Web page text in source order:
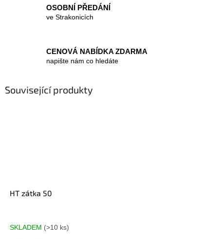
OSOBNÍ PŘEDÁNÍ
ve Strakonicích
CENOVÁ NABÍDKA ZDARMA
napište nám co hledáte
Související produkty
HT zátka 50
SKLADEM (>10 ks)